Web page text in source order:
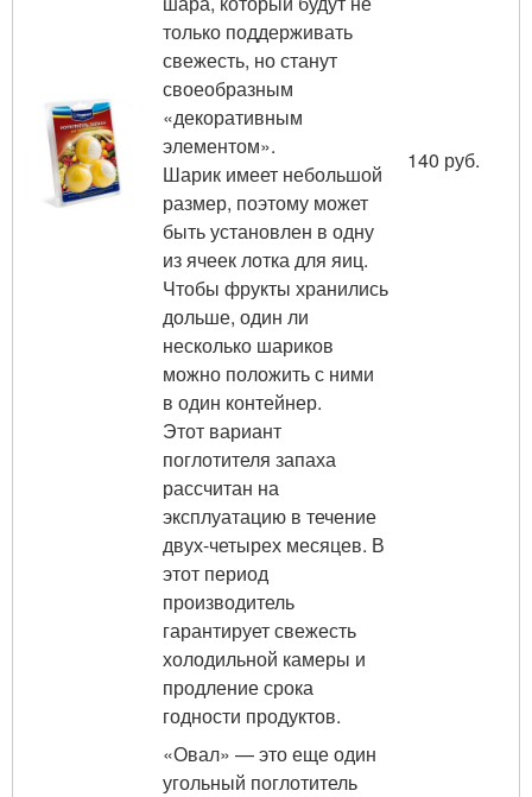
только поддерживать
свежесть, но станут
своеобразным
«декоративным
элементом».
Шарик имеет небольшой
размер, поэтому может
быть установлен в одну
из ячеек лотка для яиц.
Чтобы фрукты хранились
дольше, один ли
несколько шариков
можно положить с ними
в один контейнер.
Этот вариант
поглотителя запаха
рассчитан на
эксплуатацию в течение
двух-четырех месяцев. В
этот период
производитель
гарантирует свежесть
холодильной камеры и
продление срока
годности продуктов.
140 руб.
«Овал» — это еще один
угольный поглотитель